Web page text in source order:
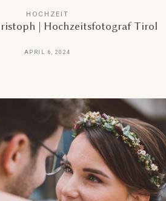
HOCHZEIT
| Hochzeitsfotograf Tirol
APRIL 6, 2024